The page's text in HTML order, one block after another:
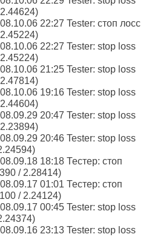
22:27 Tester: стоп лосс
22:27 Tester: stop loss
21:25 Tester: stop loss
19:16 Tester: stop loss
20:47 Tester: stop loss
20:46 Tester: stop loss
18:18 Тестер: стоп
/ 2.28414)
01:01 Тестер: стоп
/ 2.24124)
00:45 Tester: stop loss
23:13 Tester: stop loss